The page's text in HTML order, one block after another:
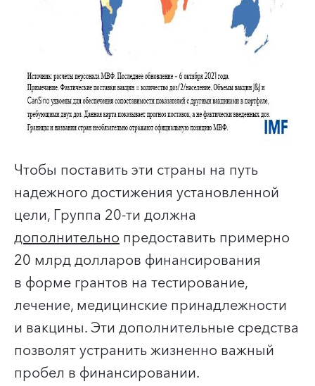
Чтобы поставить эти страны на путь
надежного достижения установленной
цели, Группа 20-ти должна
дополнительнопредоставить примерно
20 млрд долларов финансирования
в форме грантов на тестирование,
лечение, медицинские принадлежности
и вакцины. Эти дополнительные средства
позволят устранить жизненно важный
пробел в финансировании.